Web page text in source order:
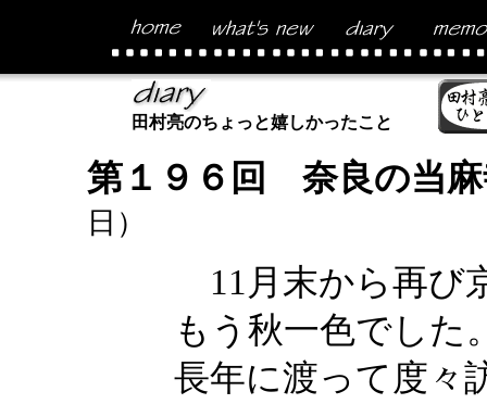
田村亮のちょっと嬉しかったこと
第１９６回 奈良の当麻
日）
11月末から再び
もう秋一色でした
長年に渡って度々